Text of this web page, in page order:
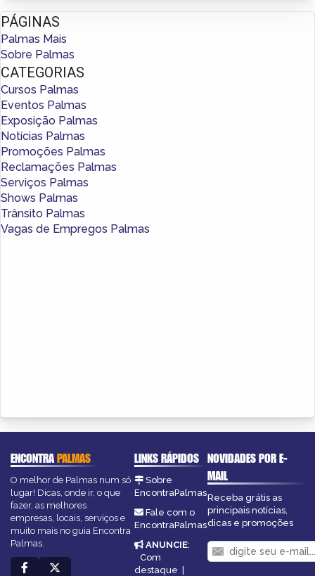
PÁGINAS
Palmas Mais
Sobre Palmas
CATEGORIAS
Cursos Palmas
Eventos Palmas
Exposição Palmas
Notícias Palmas
Promoções Palmas
Reclamações Palmas
Serviços Palmas
Shows Palmas
Trânsito Palmas
Vagas de Empregos Palmas
ENCONTRAPALMAS
O melhor de Palmas num só
lugar! Dicas, onde ir, o que
fazer, as melhores
empresas, locais, serviços e
muito mais no guia Encontra
Palmas.
LINKS RÁPIDOS
Sobre
EncontraPalmas
Fale com o
EncontraPalmas
ANUNCIE:
Com
destaque
NOVIDADES POR E-
MAIL
Receba grátis as
principais notícias,
dicas e promoções